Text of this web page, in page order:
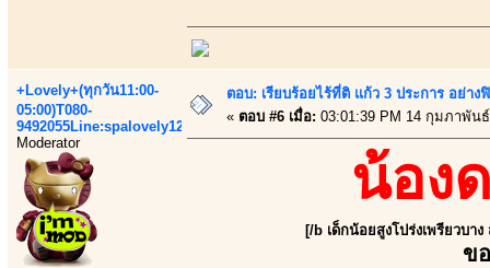
+Lovely+(ทุกวัน11:00-
05:00)T080-
9492055Line:spalovely123
Moderator
ตอบ: เรียบร้อยไร้ที่ติ แก้ว 3 ประการ อย่า
« ตอบ #6 เมื่อ: 03:01:39 PM 14 กุมภาพัน
น้อง
[/b เด็กน้อยสูงโปร่งเพรียวบ
ข